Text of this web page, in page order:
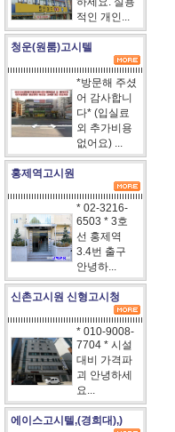
적인 개인...
청운(원룸)고시텔
*방문해 주셨
어 감사합니
다* (입실료
외 추가비용
없어요) ...
홍제역고시원
* 02-3216-
6503 * 3호
선 홍제역
3.4번 출구
안녕하...
신촌고시원 신형고시청
* 010-9008-
7704 * 시설
대비 가격파
괴 안녕하세
요...
에이스고시텔,(경희대),)